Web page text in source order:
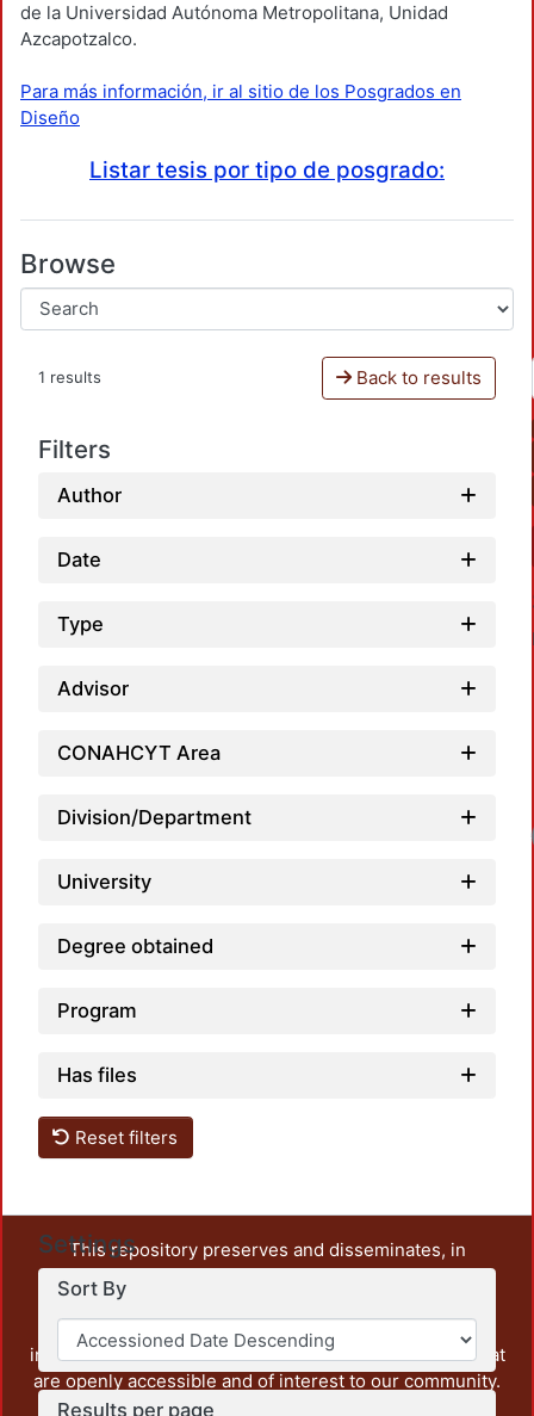
de la Universidad Autónoma Metropolitana, Unidad
Azcapotzalco.
Para más información, ir al sitio de los Posgrados en
Diseño
Listar tesis por tipo de posgrado:
Browse
1 results Back to results
Filters
Author
Date
Type
Advisor
CONAHCYT Area
Division/Department
University
Degree obtained
Program
Has files
Reset filters
Settings
Sort By
Results per page
This repository preserves and disseminates, in
unrestricted open access, the teaching and research
output of UAM Azcapotzalco. It also includes some
administrative and graphic documents from the
institution, as well as content from other institutions that
are openly accessible and of interest to our community.